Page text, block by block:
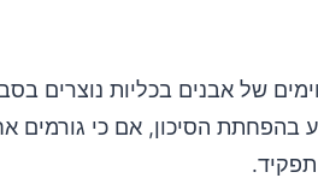
של אבנים בכליות נוצרים
בהפחתת הסיכון, אם כי גורמים